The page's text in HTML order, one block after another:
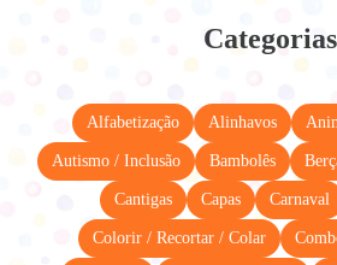
Categorias
Alfabetização Alinhavos
Autismo / Inclusão Bambolês
Cantigas Capas Carnaval
Colorir / Recortar / Colar